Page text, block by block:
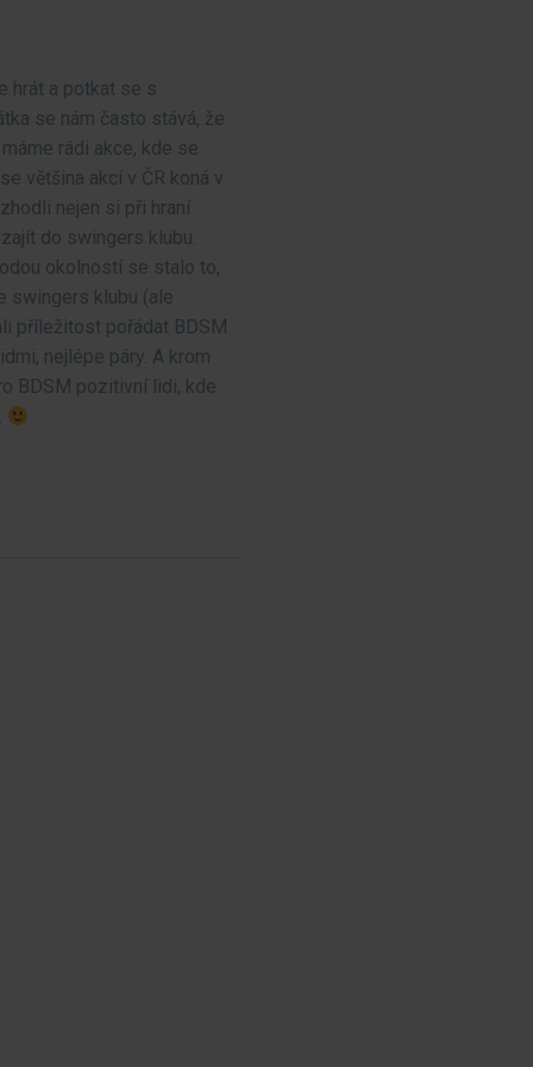
hrát a potkat se s
se nám často stává, že
rádi akce, kde se
většina akcí v ČR koná v
nejen si při hraní
do swingers klubu.
okolností se stalo to,
swingers klubu (ale
příležitost pořádat BDSM
nejlépe páry. A krom
BDSM pozitivní lidi, kde